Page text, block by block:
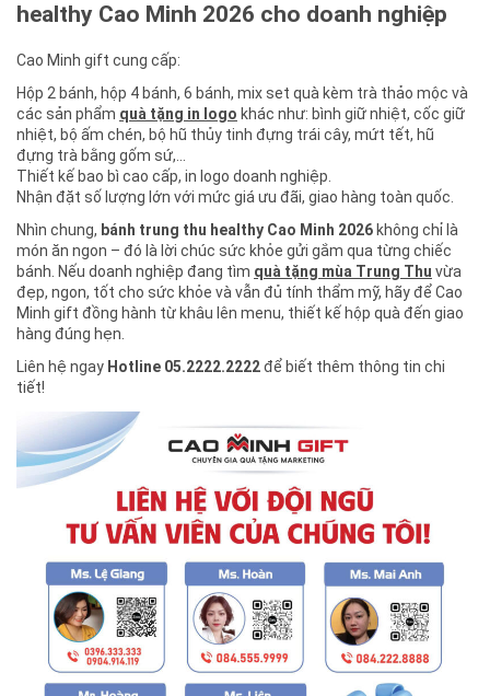
healthy Cao Minh 2026 cho doanh nghiệp
Cao Minh gift cung cấp:
Hộp 2 bánh, hộp 4 bánh, 6 bánh, mix set quà kèm trà thảo mộc và
các sản phẩm quà tặng in logo khác như: bình giữ nhiệt, cốc giữ
nhiệt, bộ ấm chén, bộ hũ thủy tinh đựng trái cây, mứt tết, hũ
đựng trà bằng gốm sứ,…
Thiết kế bao bì cao cấp, in logo doanh nghiệp.
Nhận đặt số lượng lớn với mức giá ưu đãi, giao hàng toàn quốc.
Nhìn chung, bánh trung thu healthy Cao Minh 2026 không chỉ là
món ăn ngon – đó là lời chúc sức khỏe gửi gắm qua từng chiếc
bánh. Nếu doanh nghiệp đang tìm quà tặng mùa Trung Thu vừa
đẹp, ngon, tốt cho sức khỏe và vẫn đủ tính thẩm mỹ, hãy để Cao
Minh gift đồng hành từ khâu lên menu, thiết kế hộp quà đến giao
hàng đúng hẹn.
Liên hệ ngay Hotline 05.2222.2222để biết thêm thông tin chi
tiết!